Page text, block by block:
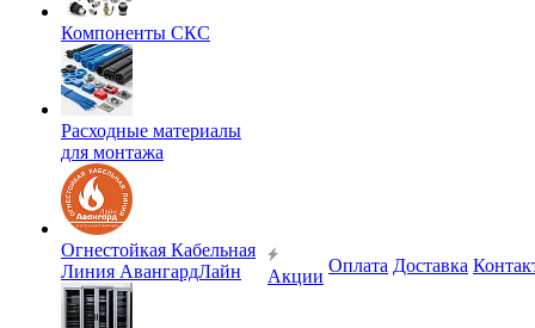
Компоненты СКС
Расходные материалы
для монтажа
Огнестойкая Кабельная
Линия АвангардЛайн
Акции
Оплата Доставка